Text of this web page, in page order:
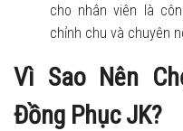
cho nhân viên là
chỉnh chu và chuyên
Vì Sao Nên
Đồng Phục JK?